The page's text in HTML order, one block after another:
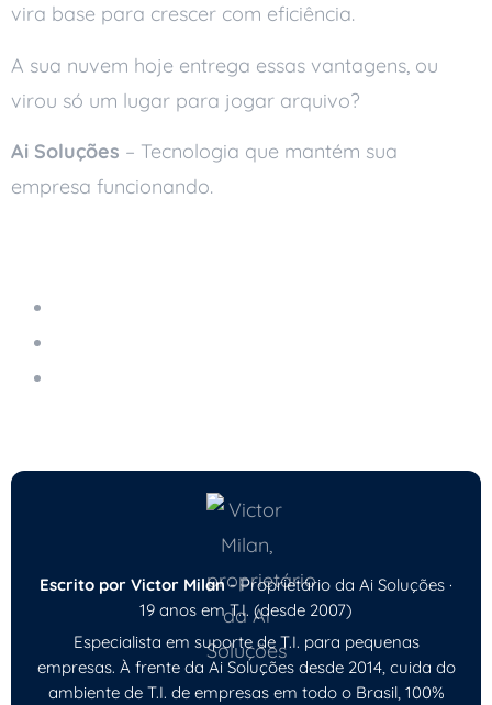
vira base para crescer com eficiência.
A sua nuvem hoje entrega essas vantagens, ou
virou só um lugar para jogar arquivo?
Ai Soluções – Tecnologia que mantém sua
empresa funcionando.
Escrito por Victor Milan- Proprietário da Ai Soluções ·
19 anos em T.I. (desde 2007)
Especialista em suporte de T.I. para pequenas
empresas. À frente da Ai Soluções desde 2014, cuida do
ambiente de T.I. de empresas em todo o Brasil, 100%